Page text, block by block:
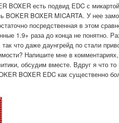
BOXER есть подвид EDC с
BOXER MICARTA. У нее
посредственная в этом
1.9+ раза до конца не понятно.
что даже даунгрейд по стали
Напишите мне в
обсудим вместе. Вдруг я что
BOXER EDC как существенно